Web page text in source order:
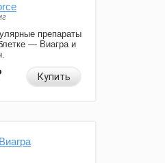
препараты
— Виагра и
Купить